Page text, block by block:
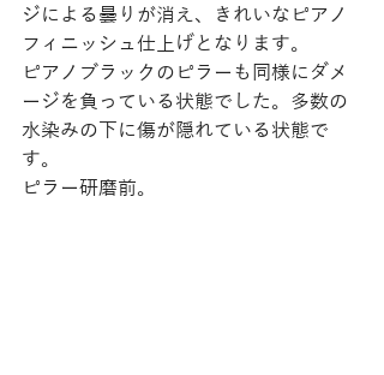
ジによる曇りが消え、きれいなピアノ
フィニッシュ仕上げとなります。
ピアノブラックのピラーも同様にダメ
ージを負っている状態でした。多数の
水染みの下に傷が隠れている状態で
す。
ピラー研磨前。